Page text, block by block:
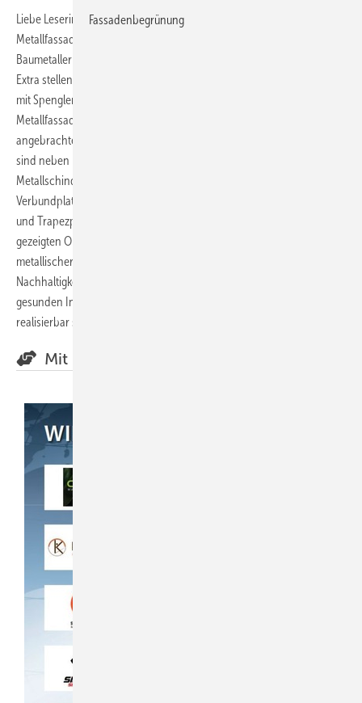
Liebe Leserinnen, liebe Leser, am 14. November ist Welt-
Metallfassaden-​Tag und somit Gelegenheit zu zeigen, was ein
Baumetaller kann. Im eigens dazu aufgelegten BAUMETALL Online-
Extra stellen Klempnergesellinnen und Flaschnermeister gemeinsam
mit Spenglerinnen und Blechnerazubis beeindruckende
Metallfassaden vor. Ob als komplette Gebäudehülle oder als raffiniert
angebrachtes Fassaden-Accessoires – der Klick lohnt sich. Zu sehen
sind neben beeindruckenden Falzfassaden auch solche aus
Metallschindeln, Paneelen oder Sidings. Aber auch
Verbundplattenkonstruktionen und solche aus selbsttragenden Well-
und Trapezprofilen werden präsentiert. Der Klick lohnt sich, denn alle
gezeigten Objekte haben eines gemeinsam: Sie zeigen die Vorteile
metallischer Gebäudehüllen auf – erbringen den Beweis, dass
Nachhaltigkeit, Umwelt- und Co
gesunden Innenraum­klimas mit ihrer Hilfe einfach und dauerhaft
realisierbar sind.
Mit Unterstützung von:
Fassadenbegrünung